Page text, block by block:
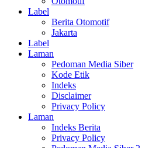
Label
Berita Otomotif
Jakarta
Label
Laman
Pedoman Media Siber
Kode Etik
Indeks
Disclaimer
Privacy Policy
Laman
Indeks Berita
Privacy Policy